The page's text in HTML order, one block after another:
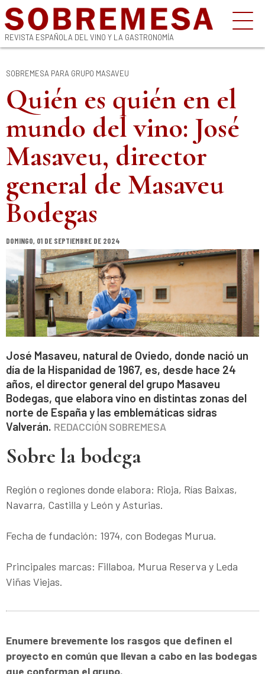
REVISTA ESPAÑOLA DEL VINO Y LA GASTRONOMÍA
SOBREMESA PARA GRUPO MASAVEU
Quién es quién en el
mundo del vino: José
Masaveu, director
general de Masaveu
Bodegas
DOMINGO, 01 DE SEPTIEMBRE DE 2024
José Masaveu, natural de Oviedo, donde nació un
día de la Hispanidad de 1967, es, desde hace 24
años, el director general del grupo Masaveu
Bodegas, que elabora vino en distintas zonas del
norte de España y las emblemáticas sidras
Valverán. REDACCIÓN SOBREMESA
Sobre la bodega
Región o regiones donde elabora: Rioja, Rías Baixas,
Navarra, Castilla y León y Asturias.
Fecha de fundación: 1974, con Bodegas Murua.
Principales marcas: Fillaboa, Murua Reserva y Leda
Viñas Viejas.
Enumere brevemente los rasgos que definen el
proyecto en común que llevan a cabo en las bodegas
que conforman el grupo.